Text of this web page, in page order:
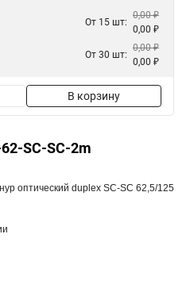
От 15 шт:
0,00 ₽
0,00 ₽
От 30 шт:
0,00 ₽
0,00 ₽
В корзину
SC-SC-2m
оптический duplex SC-SC 62,5/125